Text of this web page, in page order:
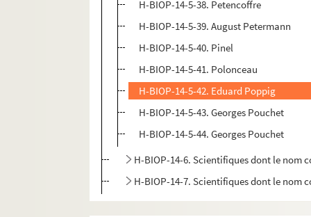
H-BIOP-14-5-38. Petencoffre
H-BIOP-14-5-39. August Petermann
H-BIOP-14-5-40. Pinel
H-BIOP-14-5-41. Polonceau
H-BIOP-14-5-42. Eduard Poppig
H-BIOP-14-5-43. Georges Pouchet
H-BIOP-14-5-44. Georges Pouchet
H-BIOP-14-6. Scientifiques dont le nom
H-BIOP-14-7. Scientifiques dont le nom